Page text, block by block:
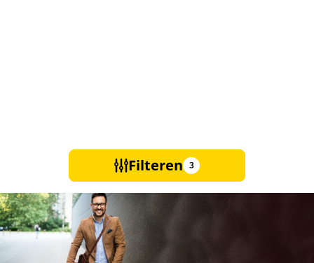
Filteren 3